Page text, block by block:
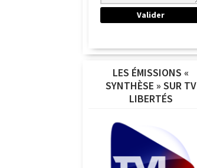
LES ÉMISSIONS «
SYNTHÈSE » SUR TV
LIBERTÉS